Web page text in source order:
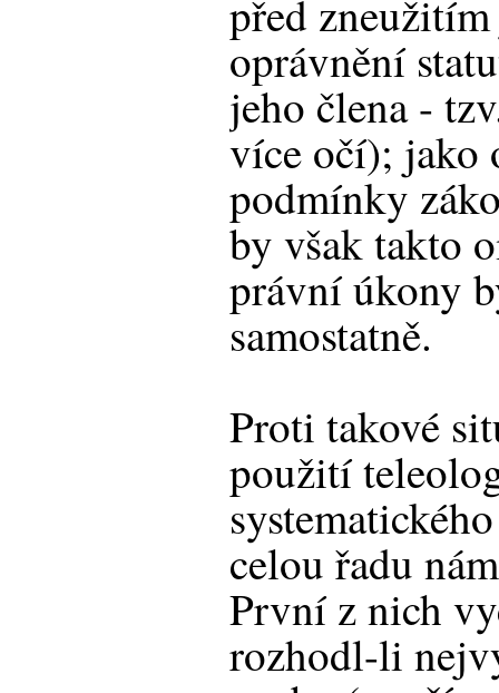
před
oprávnění
jeho člena -
více očí); jako
podmínky
by však takto
právní úkony
samostatně.
Proti takové
použití
celou řadu
První z nich
rozhodl-li